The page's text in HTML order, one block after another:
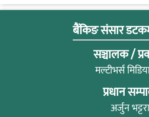
बैंकिङ संसार
सञ्चालक /
मल्टीभर्स
प्रधान
अर्जुन